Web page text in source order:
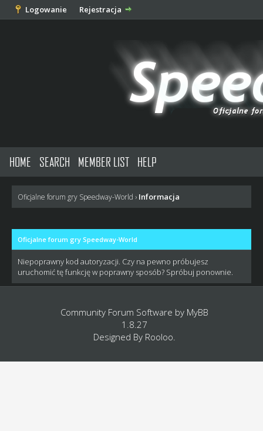
Logowanie Rejestracja
HOME SEARCH MEMBER LIST HELP
Oficjalne forum gry Speedway-World › Informacja
Oficjalne forum gry Speedway-World
Niepoprawny kod autoryzacji. Czy na pewno próbujesz
uruchomić tę funkcję w poprawny sposób? Spróbuj ponownie.
Community Forum Software by MyBB
1.8.27
Designed By Rooloo.